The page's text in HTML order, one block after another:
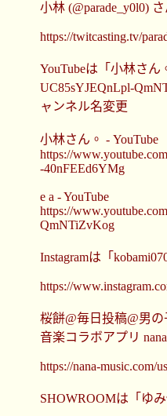
小林 (@parade_y0l0)
https://twitcasting.tv/
YouTubeは「小林さん
UC85sYJEQnLpl-
ャンネル名変更
小林さん。 - YouTube
https://
-40nFEEd6YMg
e a - YouTube
https://
QmNTiZvKog
Instagramは「
https://
桜餅@毎日投稿@男
音楽コラボアプリ nana
https://nana-music.com/
SHOWROOMは「ゆみ